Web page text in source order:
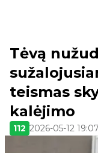
Tėvą
teismas
kalėjimo
112 2026-05-12 19:07